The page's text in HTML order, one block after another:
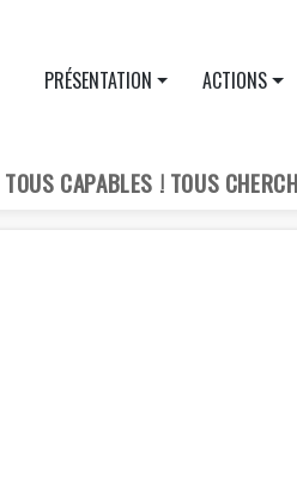
TOUS CAPABLES ! TOUS
PRÉSENTATION ACTIONS